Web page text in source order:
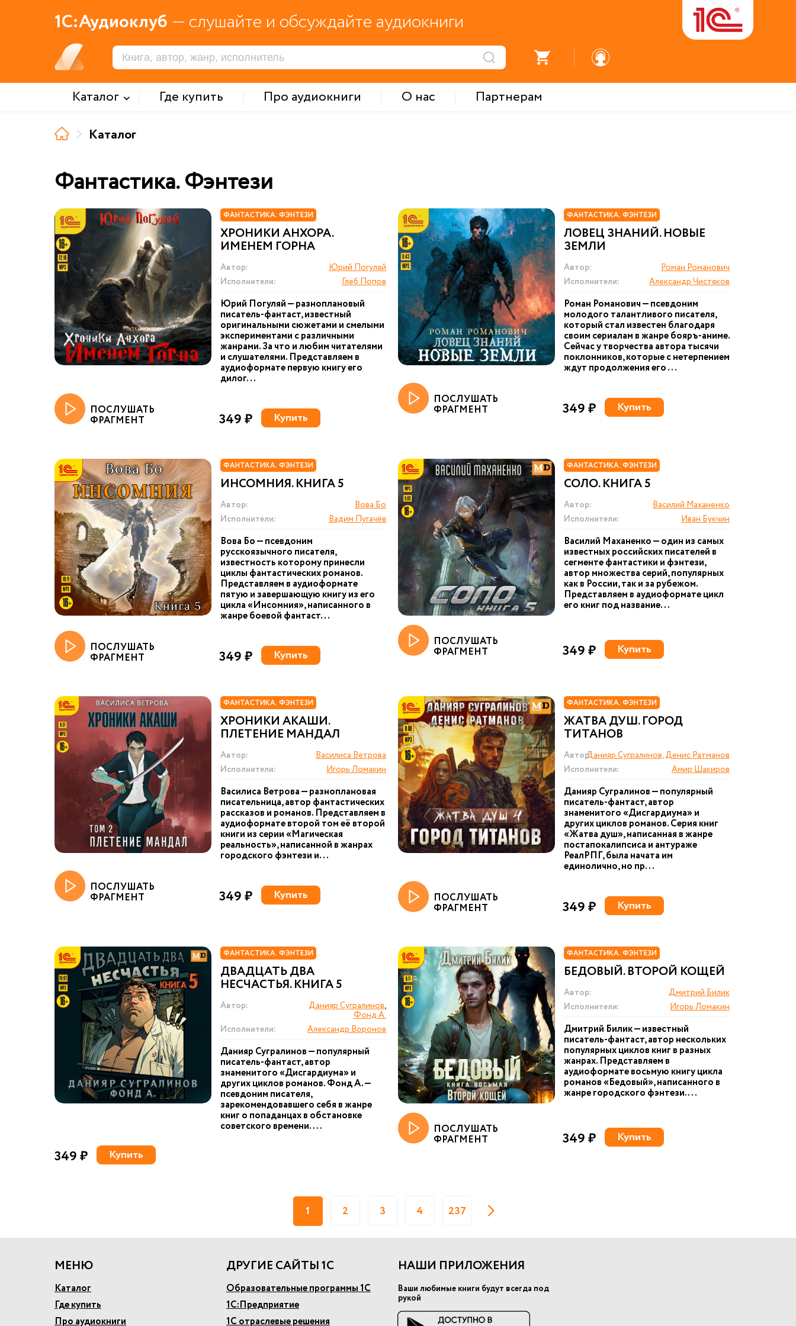
1С:Аудиоклуб — слушайте и обсуждайте аудиокниги
Каталог Где купить Про аудиокниги О нас
Партнерам
Каталог
Фантастика. Фэнтези
ФАНТАСТИКА. ФЭНТЕЗИ
ХРОНИКИ АНХОРА.
ИМЕНЕМ ГОРНА
Автор:
Юрий Погуляй
Исполнители:
Глеб Попов
Юрий Погуляй — разноплановый
писатель-фантаст, известный
оригинальными сюжетами и смелыми
экспериментами с различными
жанрами. За что и любим читателями
и слушателями. Представляем в
аудиоформате первую книгу его
дилог...
ПОСЛУШАТЬ
ФРАГМЕНТ 349 ₽ Купить
ФАНТАСТИКА. ФЭНТЕЗИ
ЛОВЕЦ ЗНАНИЙ. НОВЫЕ
ЗЕМЛИ
Автор:
Роман Романович
Исполнители:
Александр Чистяков
Роман Романович — псевдоним
молодого талантливого писателя,
который стал известен благодаря
своим сериалам в жанре бояръ-аниме.
Сейчас у творчества автора тысячи
поклонников, которые с нетерпением
ждут продолжения его ...
ПОСЛУШАТЬ
ФРАГМЕНТ 349 ₽ Купить
ФАНТАСТИКА. ФЭНТЕЗИ
ИНСОМНИЯ. КНИГА 5
Автор:
Вова Бо
Исполнители:
Вадим Пугачёв
Вова Бо — псевдоним
русскоязычного писателя,
известность которому принесли
циклы фантастических романов.
Представляем в аудиоформате
пятую и завершающую книгу из его
цикла «Инсомния», написанного в
жанре боевой фантаст...
ПОСЛУШАТЬ
ФРАГМЕНТ 349 ₽ Купить
ФАНТАСТИКА. ФЭНТЕЗИ
СОЛО. КНИГА 5
Автор:
Василий Маханенко
Исполнители:
Иван Букчин
Василий Маханенко — один из самых
известных российских писателей в
сегменте фантастики и фэнтези,
автор множества серий, популярных
как в России, так и за рубежом.
Представляем в аудиоформате цикл
его книг под название...
ПОСЛУШАТЬ
ФРАГМЕНТ 349 ₽ Купить
ФАНТАСТИКА. ФЭНТЕЗИ
ХРОНИКИ АКАШИ.
ПЛЕТЕНИЕ МАНДАЛ
Автор:
Василиса Ветрова
Исполнители:
Игорь Ломакин
Василиса Ветрова — разноплановая
писательница, автор фантастических
рассказов и романов. Представляем в
аудиоформате второй том её второй
книги из серии «Магическая
реальность», написанной в жанрах
городского фэнтези и...
ПОСЛУШАТЬ
ФРАГМЕНТ 349 ₽ Купить
ФАНТАСТИКА. ФЭНТЕЗИ
ЖАТВА ДУШ. ГОРОД
ТИТАНОВ
Автор:Данияр Сугралинов, Денис Ратманов
Исполнители:
Амир Шакиров
Данияр Сугралинов — популярный
писатель-фантаст, автор
знаменитого «Дисгардиума» и
других циклов романов. Серия книг
«Жатва душ», написанная в жанре
постапокалипсиса и антураже
РеалРПГ, была начата им
единолично, но пр...
ПОСЛУШАТЬ
ФРАГМЕНТ 349 ₽ Купить
ФАНТАСТИКА. ФЭНТЕЗИ
ДВАДЦАТЬ ДВА
НЕСЧАСТЬЯ. КНИГА 5
Автор: Данияр Сугралинов,
Фонд А.
Исполнители:
Александр Воронов
Данияр Сугралинов — популярный
писатель-фантаст, автор
знаменитого «Дисгардиума» и
других циклов романов. Фонд А. —
псевдоним писателя,
зарекомендовавшего себя в жанре
книг о попаданцах в обстановке
советского времени....
349 ₽ Купить
ФАНТАСТИКА. ФЭНТЕЗИ
БЕДОВЫЙ. ВТОРОЙ КОЩЕЙ
Автор:
Дмитрий Билик
Исполнители:
Игорь Ломакин
Дмитрий Билик — известный
писатель-фантаст, автор нескольких
популярных циклов книг в разных
жанрах. Представляем в
аудиоформате восьмую книгу цикла
романов «Бедовый», написанного в
жанре городского фэнтези. ...
ПОСЛУШАТЬ
ФРАГМЕНТ 349 ₽ Купить
1 2 3 4 237
МЕНЮ
Каталог
Где купить
Про аудиокниги
ДРУГИЕ САЙТЫ 1С
Образовательные программы 1С
1С:Предприятие
1С отраслевые решения
НАШИ ПРИЛОЖЕНИЯ
Ваши любимые книги будут всегда под
рукой